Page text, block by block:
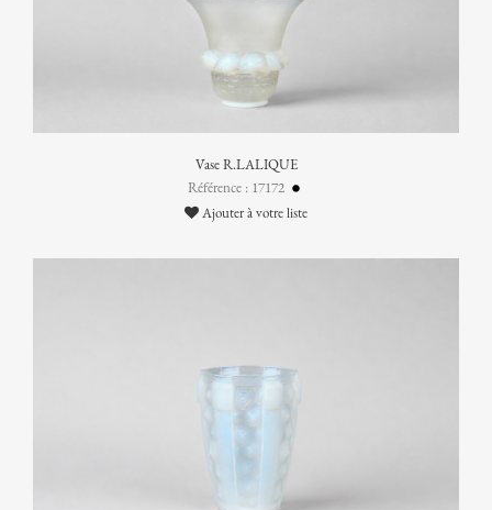
Vase R.LALIQUE
Référence : 17172
Ajouter à votre liste